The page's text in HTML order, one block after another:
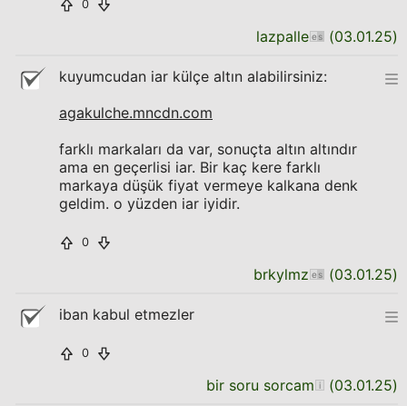
0
lazpalle (03.01.25)
kuyumcudan iar külçe altın alabilirsiniz:
agakulche.mncdn.com
farklı markaları da var, sonuçta altın altındır
ama en geçerlisi iar. Bir kaç kere farklı
markaya düşük fiyat vermeye kalkana denk
geldim. o yüzden iar iyidir.
0
brkylmz (03.01.25)
iban kabul etmezler
0
bir soru sorcam (03.01.25)